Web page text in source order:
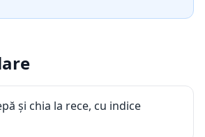
și chia la rece, cu indice